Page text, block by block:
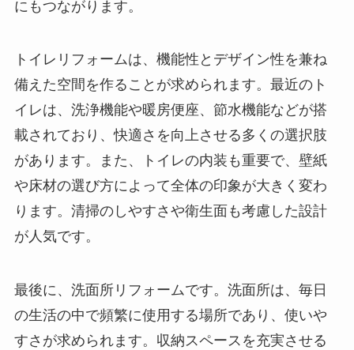
にもつながります。
トイレリフォームは、機能性とデザイン性を兼ね
備えた空間を作ることが求められます。最近のト
イレは、洗浄機能や暖房便座、節水機能などが搭
載されており、快適さを向上させる多くの選択肢
があります。また、トイレの内装も重要で、壁紙
や床材の選び方によって全体の印象が大きく変わ
ります。清掃のしやすさや衛生面も考慮した設計
が人気です。
最後に、洗面所リフォームです。洗面所は、毎日
の生活の中で頻繁に使用する場所であり、使いや
すさが求められます。収納スペースを充実させる